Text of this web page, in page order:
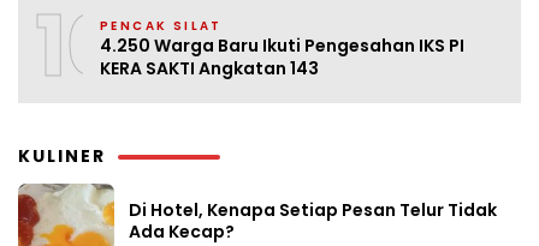
10PENCAK SILAT
4.250 Warga Baru Ikuti Pengesahan IKS PI
KERA SAKTI Angkatan 143
KULINER
Di Hotel, Kenapa Setiap Pesan Telur Tidak
Ada Kecap?